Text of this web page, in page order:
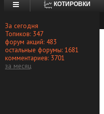
КОТИРОВКИ
За сегодня
Топиков: 347
форум акций: 483
остальные форумы: 1681
комментариев: 3701
за месяц